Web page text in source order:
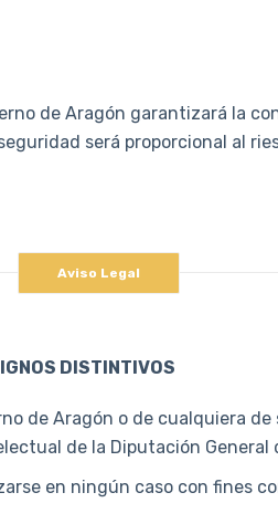
de Aragón garantizará la
será proporcional al
Aviso Legal
DISTINTIVOS
de Aragón o de cualquiera
de la Diputación General
en ningún caso con fines